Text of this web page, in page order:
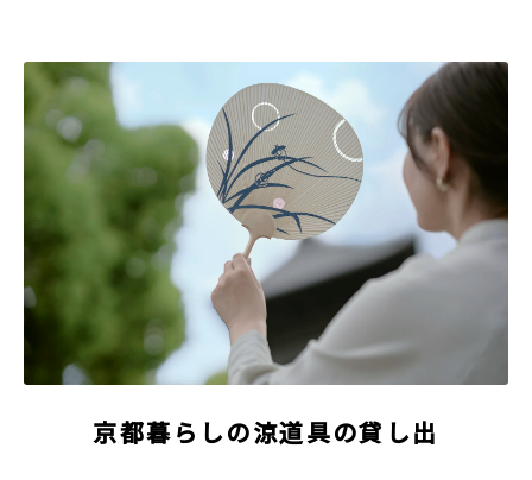
京都暮らしの涼道具の貸し出